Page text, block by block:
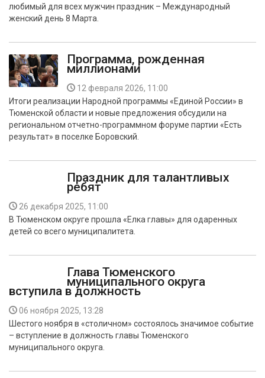
любимый для всех мужчин праздник – Международный
женский день 8 Марта.
Программа, рожденная
миллионами
12 февраля 2026, 11:00
Итоги реализации Народной программы «Единой России» в
Тюменской области и новые предложения обсудили на
региональном отчетно-программном форуме партии «Есть
результат» в поселке Боровский.
Праздник для талантливых
ребят
26 декабря 2025, 11:00
В Тюменском округе прошла «Елка главы» для одаренных
детей со всего муниципалитета.
Глава Тюменского
муниципального округа
вступила в должность
06 ноября 2025, 13:28
Шестого ноября в «столичном» состоялось значимое событие
– вступление в должность главы Тюменского
муниципального округа.